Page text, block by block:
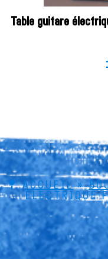
Table guitare
ACCUEIL»
ÉLECTRIQUE